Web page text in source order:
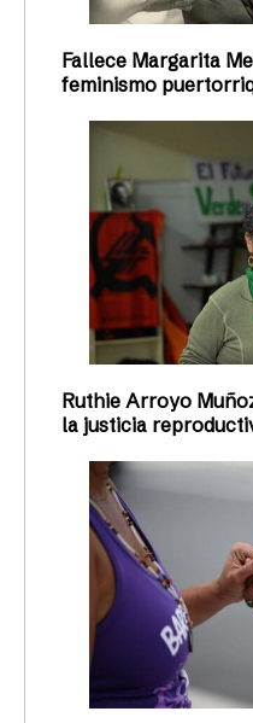
Respaldan el
legal de las
La Unión Americana de
de Puerto Rico
Circuito de
derecho a documentos
personas no binarias
Redacción Todas 13/